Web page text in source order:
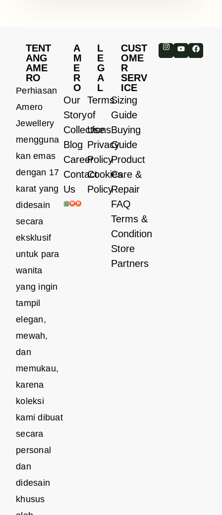
TENT
ANG
AME
RO
Perhiasan
Amero
Jewellery
mengguna
kan emas
dengan 17
karat yang
didesain
secara
eksklusif
untuk para
wanita
yang ingin
tampil
elegan,
mewah,
dan
memukau,
karena
koleksi
kami dibuat
secara
personal
dan
didesain
khusus
A
M
E
R
O
Our
Story
Collections
Blog
Career
Contact
Us
L
E
G
A
L
Terms
of
Use
Privacy
Policy
Cookies
Policy
CUST
OME
R
SERV
ICE
Sizing
Guide
Buying
Guide
Product
Care &
Repair
FAQ
Terms &
Condition
Store
Partners